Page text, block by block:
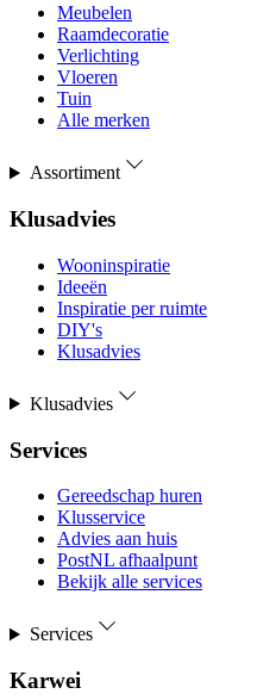
Meubelen
Raamdecoratie
Verlichting
Vloeren
Tuin
Alle merken
Assortiment
Klusadvies
Wooninspiratie
Ideeën
Inspiratie per ruimte
DIY's
Klusadvies
Klusadvies
Services
Gereedschap huren
Klusservice
Advies aan huis
PostNL afhaalpunt
Bekijk alle services
Services
Karwei